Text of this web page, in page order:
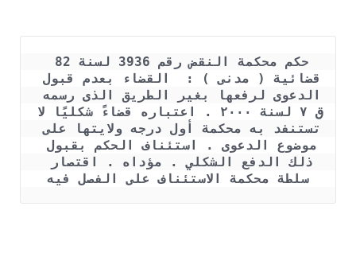
تستنفد به محكمة أول درجه ولايتها على
سلطة محكمة الاستئناف على الفصل فيه